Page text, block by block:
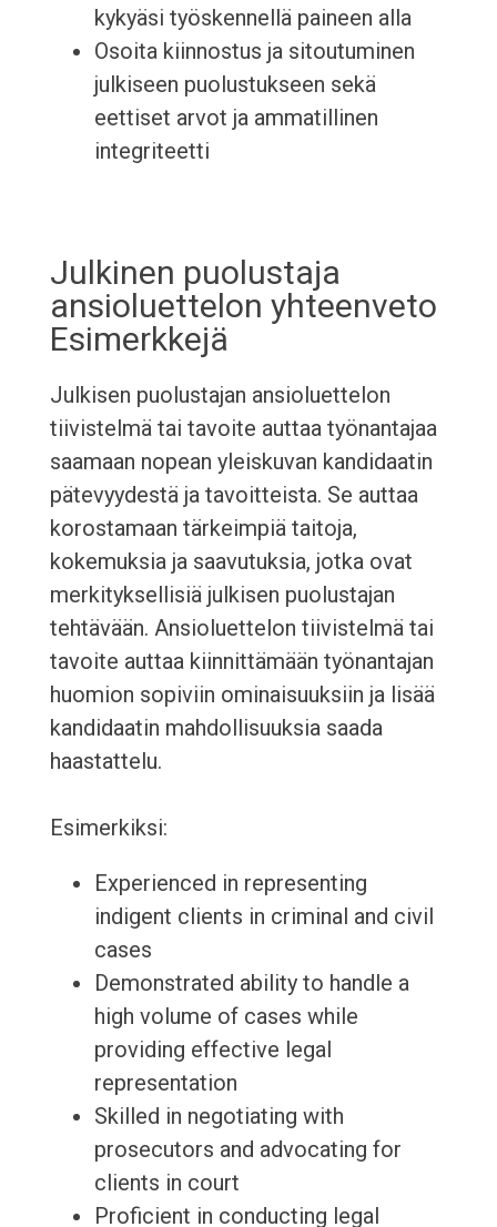
kykyäsi työskennellä paineen alla
Osoita kiinnostus ja sitoutuminen
julkiseen puolustukseen sekä
eettiset arvot ja ammatillinen
integriteetti
Julkinen puolustaja
ansioluettelon yhteenveto
Esimerkkejä
Julkisen puolustajan ansioluettelon
tiivistelmä tai tavoite auttaa työnantajaa
saamaan nopean yleiskuvan kandidaatin
pätevyydestä ja tavoitteista. Se auttaa
korostamaan tärkeimpiä taitoja,
kokemuksia ja saavutuksia, jotka ovat
merkityksellisiä julkisen puolustajan
tehtävään. Ansioluettelon tiivistelmä tai
tavoite auttaa kiinnittämään työnantajan
huomion sopiviin ominaisuuksiin ja lisää
kandidaatin mahdollisuuksia saada
haastattelu.
Esimerkiksi:
Experienced in representing
indigent clients in criminal and civil
cases
Demonstrated ability to handle a
high volume of cases while
providing effective legal
representation
Skilled in negotiating with
prosecutors and advocating for
clients in court
Proficient in conducting legal